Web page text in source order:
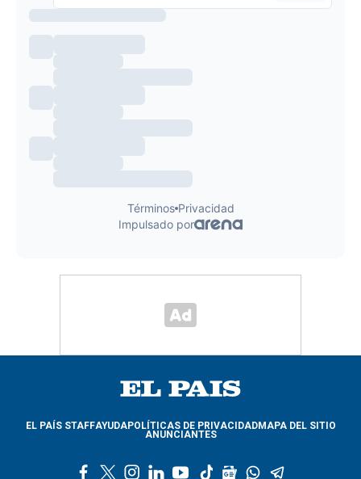
EL PAÍS STAFFAYUDAPOLÍTICAS DE PRIVACIDADMAPA DEL SITIO
ANUNCIANTES
l
y
t
g
w